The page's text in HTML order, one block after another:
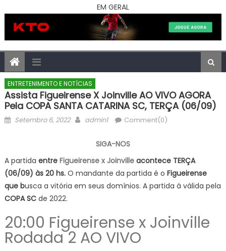
EM GERAL
ENTRETENIMENTO E NOTÍCIAS
Assista Figueirense X Joinville AO VIVO AGORA
Pela COPA SANTA CATARINA SC, TERÇA (06/09)
Posted
Setembro 6, 2022 Author
admin1 Comment(0)
SIGA-NOS
A partida entre Figueirense x Joinvilleacontece TERÇA
(06/09) às 20 hs.O mandante da partida é o Figueirense
que busca a vitória em seus domínios. A partida á válida pela
COPA SCde 2022.
20:00 Figueirense x Joinville
Rodada 2 AO VIVO